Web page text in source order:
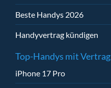
Beste Handys 2026
Handyvertrag kündigen
Top-Handys mit Vertrag
iPhone 17 Pro